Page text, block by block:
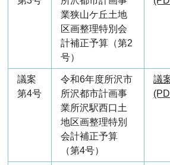
業狭山ケ丘土地
区画整理特別会
計補正予算（第2
号）
議案
第4号
令和6年度所沢市
所沢都市計画事
業所沢駅西口土
地区画整理特別
会計補正予算
（第4号）
議